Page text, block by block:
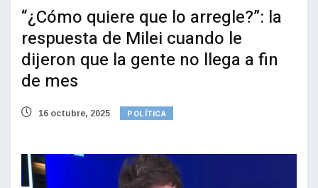
“¿Cómo quiere que lo arregle?”: la
respuesta de Milei cuando le
dijeron que la gente no llega a fin
de mes
16 octubre, 2025 POLÍTICA